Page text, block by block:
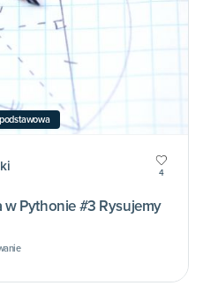
4
Pythonie #3 Rysujemy